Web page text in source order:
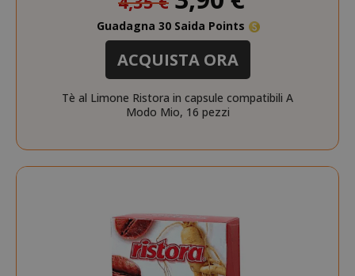
Guadagna 30 Saida Points
ACQUISTA ORA
Tè al Limone Ristora in capsule compatibili A
Modo Mio, 16 pezzi